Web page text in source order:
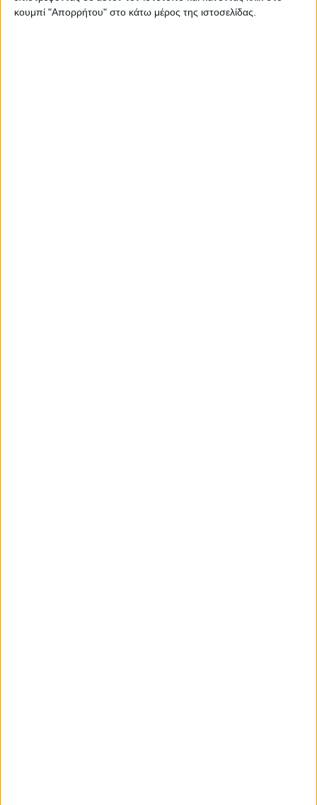
κουμπί "Απορρήτου" στο κάτω μέρος της ιστοσελίδας.